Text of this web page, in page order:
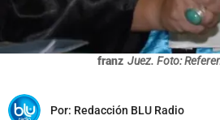
franz Juez. Foto:
Por: Redacción BLU Radio